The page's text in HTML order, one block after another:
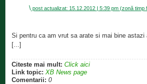
\post actualizat: 15.12.2012 | 5:39 pm (zonă timp
Si pentru ca am vrut sa arate si mai bine astazi
[...]
Citeste mai mult: Click aici
Link topic: XB News page
Comentarii: 0